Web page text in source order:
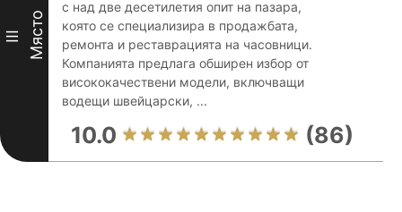
III Място
с над две десетилетия опит на пазара,
която се специализира в продажбата,
ремонта и реставрацията на часовници.
Компанията предлага обширен избор от
висококачествени модели, включващи
водещи швейцарски, ...
10.0 (86)